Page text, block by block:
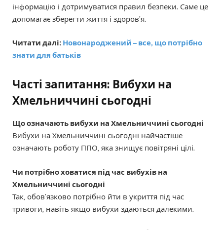
інформацію і дотримуватися правил безпеки. Саме це
допомагає зберегти життя і здоров’я.
Читати далі: Новонароджений – все, що потрібно
знати для батьків
Часті запитання: Вибухи на
Хмельниччині сьогодні
Що означають вибухи на Хмельниччині сьогодні
Вибухи на Хмельниччині сьогодні найчастіше
означають роботу ППО, яка знищує повітряні цілі.
Чи потрібно ховатися під час вибухів на
Хмельниччині сьогодні
Так, обов’язково потрібно йти в укриття під час
тривоги, навіть якщо вибухи здаються далекими.